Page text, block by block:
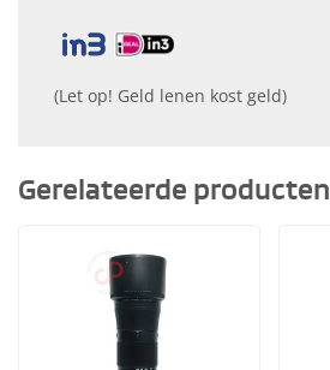
(Let op! Geld lenen kost geld)
Gerelateerde producten